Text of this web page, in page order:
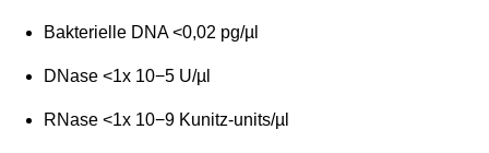
Bakterielle DNA <0,02 pg/µl
DNase <1x 10−5 U/µl
RNase <1x 10−9 Kunitz-units/µl